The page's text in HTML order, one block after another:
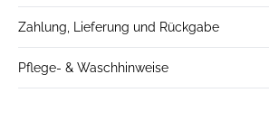
Zahlung, Lieferung und Rückgabe
Pflege- & Waschhinweise